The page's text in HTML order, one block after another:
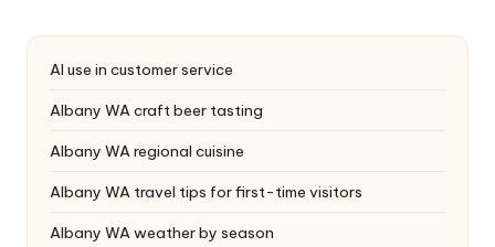
AI use in customer service
Albany WA craft beer tasting
Albany WA regional cuisine
Albany WA travel tips for first-time visitors
Albany WA weather by season